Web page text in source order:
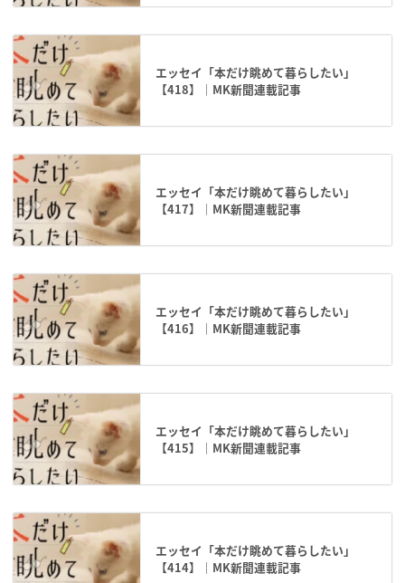
エッセイ「本だけ眺めて暮らしたい」
【418】｜MK新聞連載記事
エッセイ「本だけ眺めて暮らしたい」
【417】｜MK新聞連載記事
エッセイ「本だけ眺めて暮らしたい」
【416】｜MK新聞連載記事
エッセイ「本だけ眺めて暮らしたい」
【415】｜MK新聞連載記事
エッセイ「本だけ眺めて暮らしたい」
【414】｜MK新聞連載記事